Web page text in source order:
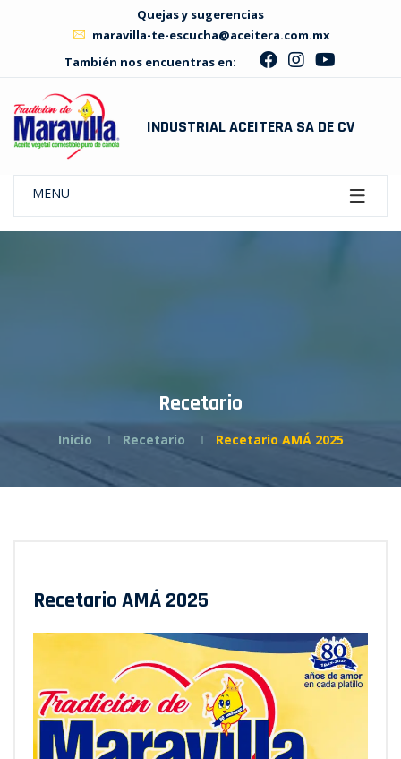
Quejas y sugerencias
maravilla-te-escucha@aceitera.com.mx
También nos encuentras en:
INDUSTRIAL ACEITERA SA DE CV
MENU
Recetario
Inicio Recetario Recetario AMÁ 2025
Recetario AMÁ 2025